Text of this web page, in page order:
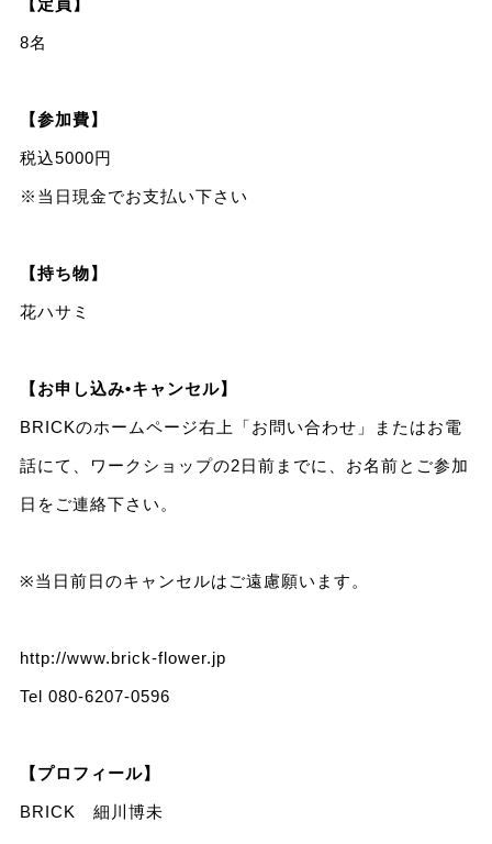
8名
【参加費】
税込5000円
※当日現金でお支払い下さい
【持ち物】
花ハサミ
【お申し込み•キャンセル】
BRICKのホームページ右上「お問い合わせ」またはお電
話にて、ワークショップの2日前までに、お名前とご参加
日をご連絡下さい。
※当日前日のキャンセルはご遠慮願います。
http://www.brick-flower.jp
Tel 080-6207-0596
【プロフィール】
BRICK 細川博未